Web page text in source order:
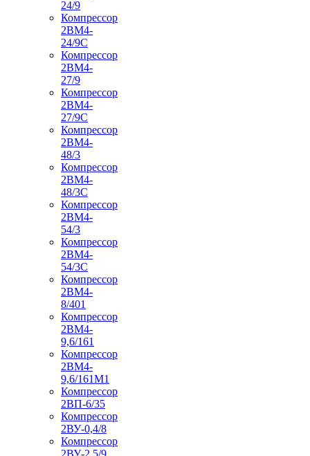
24/9
Компрессор
2ВМ4-
24/9С
Компрессор
2ВМ4-
27/9
Компрессор
2ВМ4-
27/9С
Компрессор
2ВМ4-
48/3
Компрессор
2ВМ4-
48/3С
Компрессор
2ВМ4-
54/3
Компрессор
2ВМ4-
54/3С
Компрессор
2ВМ4-
8/401
Компрессор
2ВМ4-
9,6/161
Компрессор
2ВМ4-
9,6/161М1
Компрессор
2ВП-6/35
Компрессор
2ВУ-0,4/8
Компрессор
2ВУ-2,5/9